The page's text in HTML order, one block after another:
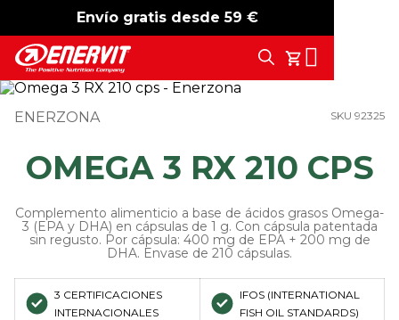
Envío gratis desde 59 €
-15% free shipping
Tu Carrito
Search
ENERZONA SKU 92325
OMEGA 3 RX 210 CPS
Complemento alimenticio a base de ácidos grasos Omega-
3 (EPA y DHA) en cápsulas de 1 g. Con cápsula patentada
sin regusto. Por cápsula: 400 mg de EPA + 200 mg de
DHA. Envase de 210 cápsulas.
3 CERTIFICACIONES
INTERNACIONALES
IFOS (INTERNATIONAL
FISH OIL STANDARDS)